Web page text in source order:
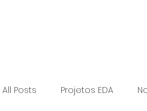
All Posts Projetos EDA